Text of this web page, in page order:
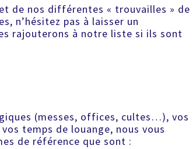
de nos différentes « trouvailles » de
n’hésitez pas à laisser un
rajouterons à notre liste si ils sont
(messes, offices, cultes…), vos
temps de louange, nous vous
de référence que sont :